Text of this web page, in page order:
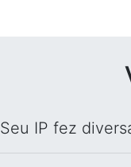
Seu IP fez